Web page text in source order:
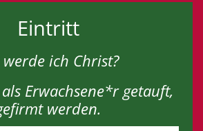
Eintritt
werde ich Christ?
Erwachsene*r getauft,
werden.